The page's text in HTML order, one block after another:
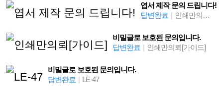
엽서 제작 문의 드립니다!
답변완료 | 인쇄만의뢰[가이드]
비밀글로 보호된 문의입니다.
답변완료 | 인쇄만의뢰[가이드]
비밀글로 보호된 문의입니다.
답변완료 | LE-47